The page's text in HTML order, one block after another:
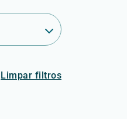
Limpar filtros